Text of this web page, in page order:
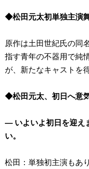
◆松田元太初単独主演
原作は土田世紀氏の同
指す青年の不器用で純
が、新たなキャストを
◆松田元太、初日へ意
― いよいよ初日を迎え
い。
松田：単独初主演もあ